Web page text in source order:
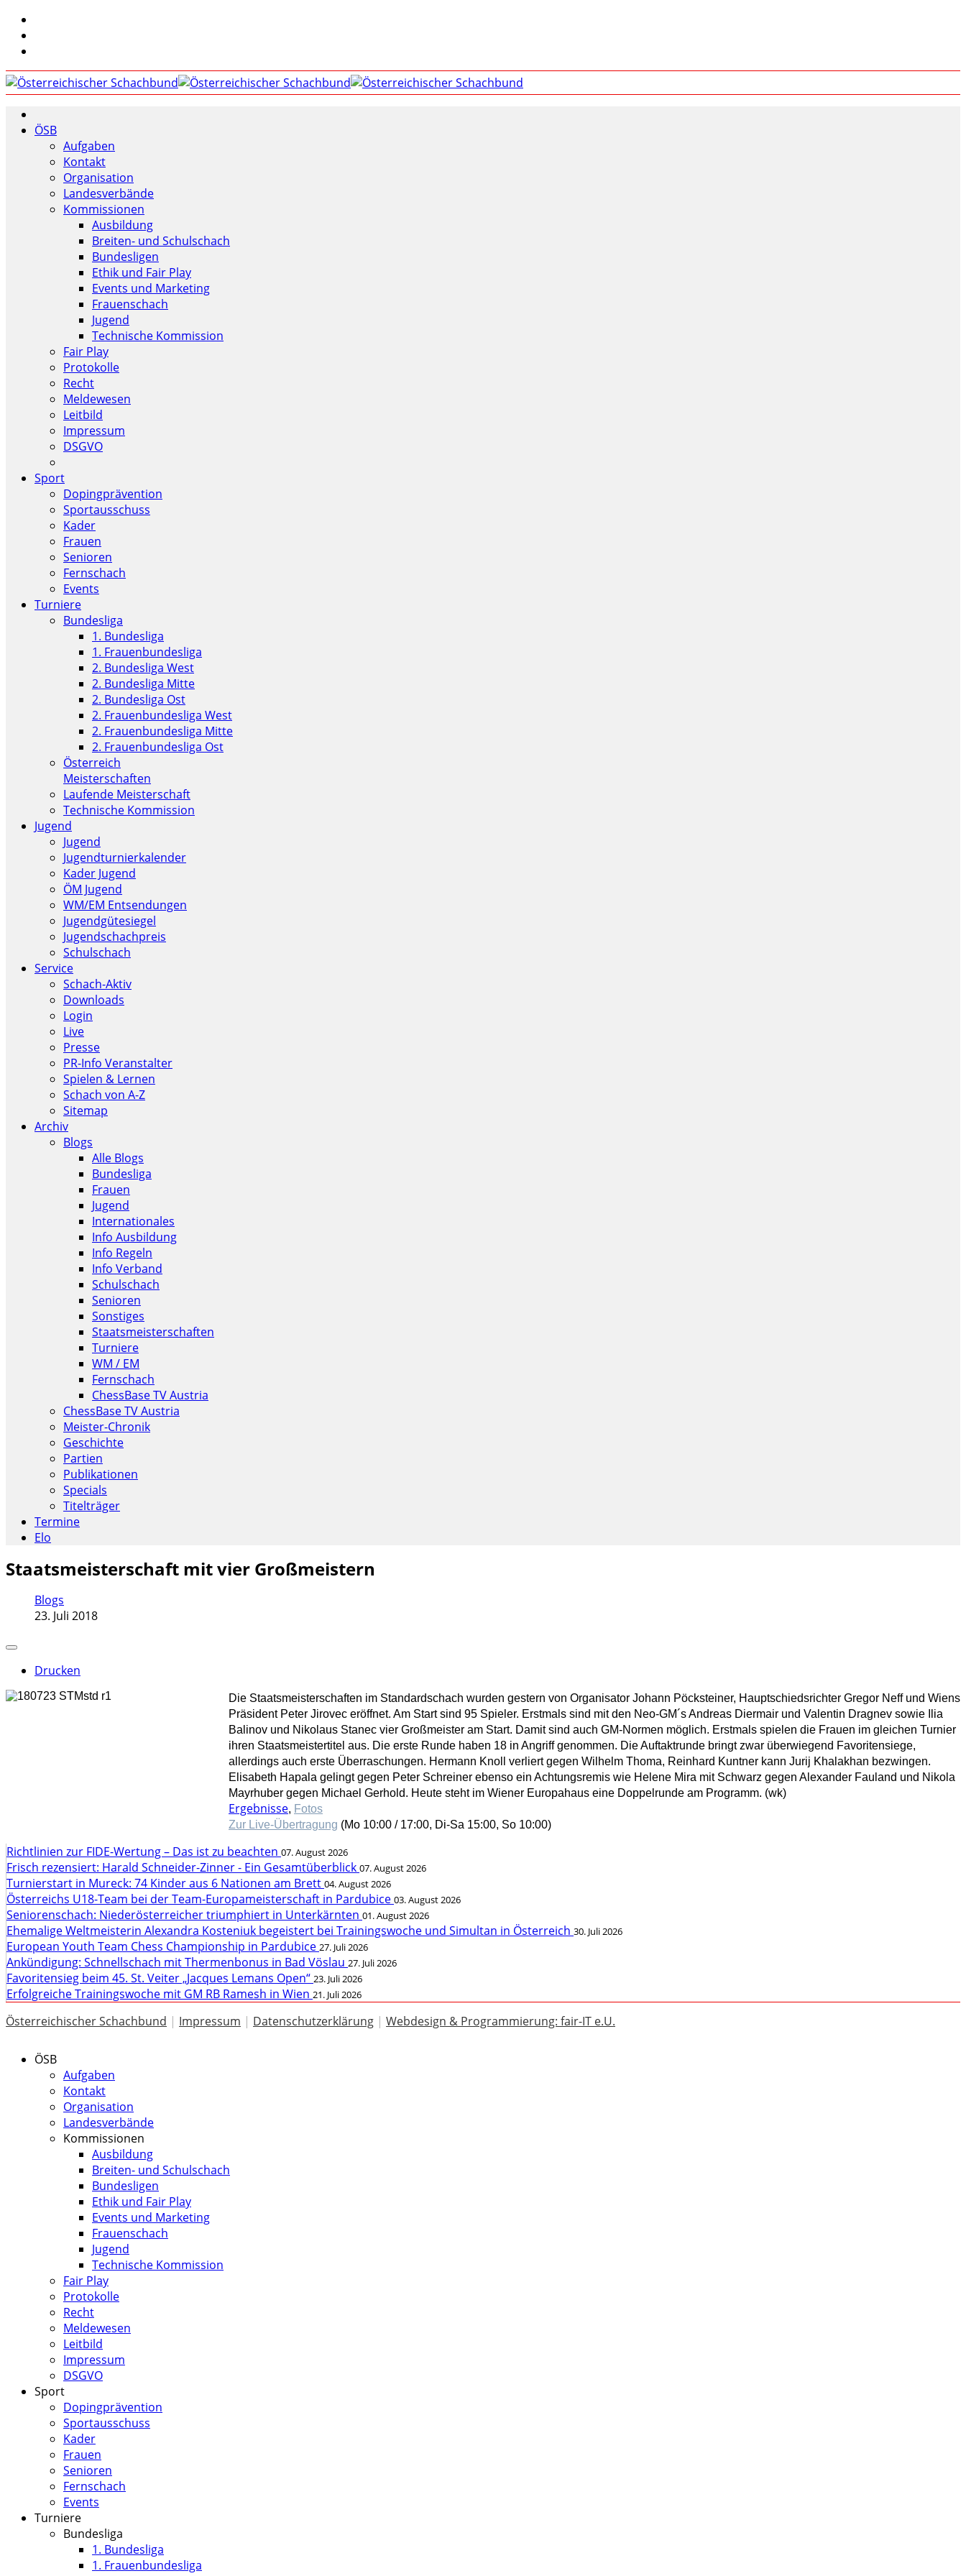
ÖSB
Aufgaben
Kontakt
Organisation
Landesverbände
Kommissionen
Ausbildung
Breiten- und Schulschach
Bundesligen
Ethik und Fair Play
Events und Marketing
Frauenschach
Jugend
Technische Kommission
Fair Play
Protokolle
Recht
Meldewesen
Leitbild
Impressum
DSGVO
Sport
Dopingprävention
Sportausschuss
Kader
Frauen
Senioren
Fernschach
Events
Turniere
Bundesliga
1. Bundesliga
1. Frauenbundesliga
2. Bundesliga West
2. Bundesliga Mitte
2. Bundesliga Ost
2. Frauenbundesliga West
2. Frauenbundesliga Mitte
2. Frauenbundesliga Ost
Österreich
Meisterschaften
Laufende Meisterschaft
Technische Kommission
Jugend
Jugend
Jugendturnierkalender
Kader Jugend
ÖM Jugend
WM/EM Entsendungen
Jugendgütesiegel
Jugendschachpreis
Schulschach
Service
Schach-Aktiv
Downloads
Login
Live
Presse
PR-Info Veranstalter
Spielen & Lernen
Schach von A-Z
Sitemap
Archiv
Blogs
Alle Blogs
Bundesliga
Frauen
Jugend
Internationales
Info Ausbildung
Info Regeln
Info Verband
Schulschach
Senioren
Sonstiges
Staatsmeisterschaften
Turniere
WM / EM
Fernschach
ChessBase TV Austria
ChessBase TV Austria
Meister-Chronik
Geschichte
Partien
Publikationen
Specials
Titelträger
Termine
Elo
Staatsmeisterschaft mit vier Großmeistern
Blogs
23. Juli 2018
Drucken
Die Staatsmeisterschaften im Standardschach wurden gestern von Organisator Johann Pöcksteiner, Hauptschiedsrichter Gregor Neff und Wiens
Präsident Peter Jirovec eröffnet. Am Start sind 95 Spieler. Erstmals sind mit den Neo-GM´s Andreas Diermair und Valentin Dragnev sowie Ilia
Balinov und Nikolaus Stanec vier Großmeister am Start. Damit sind auch GM-Normen möglich. Erstmals spielen die Frauen im gleichen Turnier
ihren Staatsmeistertitel aus. Die erste Runde haben 18 in Angriff genommen. Die Auftaktrunde bringt zwar überwiegend Favoritensiege,
allerdings auch erste Überraschungen. Hermann Knoll verliert gegen Wilhelm Thoma, Reinhard Kuntner kann Jurij Khalakhan bezwingen.
Elisabeth Hapala gelingt gegen Peter Schreiner ebenso ein Achtungsremis wie Helene Mira mit Schwarz gegen Alexander Fauland und Nikola
Mayrhuber gegen Michael Gerhold. Heute steht im Wiener Europahaus eine Doppelrunde am Programm. (wk)
Ergebnisse, Fotos
Zur Live-Übertragung (Mo 10:00 / 17:00, Di-Sa 15:00, So 10:00)
Richtlinien zur FIDE-Wertung – Das ist zu beachten 07. August 2026
Frisch rezensiert: Harald Schneider-Zinner - Ein Gesamtüberblick 07. August 2026
Turnierstart in Mureck: 74 Kinder aus 6 Nationen am Brett 04. August 2026
Österreichs U18-Team bei der Team-Europameisterschaft in Pardubice 03. August 2026
Seniorenschach: Niederösterreicher triumphiert in Unterkärnten 01. August 2026
Ehemalige Weltmeisterin Alexandra Kosteniuk begeistert bei Trainingswoche und Simultan in Österreich 30. Juli 2026
European Youth Team Chess Championship in Pardubice 27. Juli 2026
Ankündigung: Schnellschach mit Thermenbonus in Bad Vöslau 27. Juli 2026
Favoritensieg beim 45. St. Veiter „Jacques Lemans Open“ 23. Juli 2026
Erfolgreiche Trainingswoche mit GM RB Ramesh in Wien 21. Juli 2026
Österreichischer Schachbund | Impressum | Datenschutzerklärung | Webdesign & Programmierung: fair-IT e.U.
ÖSB
Aufgaben
Kontakt
Organisation
Landesverbände
Kommissionen
Ausbildung
Breiten- und Schulschach
Bundesligen
Ethik und Fair Play
Events und Marketing
Frauenschach
Jugend
Technische Kommission
Fair Play
Protokolle
Recht
Meldewesen
Leitbild
Impressum
DSGVO
Sport
Dopingprävention
Sportausschuss
Kader
Frauen
Senioren
Fernschach
Events
Turniere
Bundesliga
1. Bundesliga
1. Frauenbundesliga